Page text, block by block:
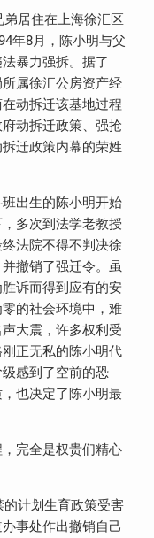
居住在上海徐汇区
年8月，陈小明与父
暴力强拆。据了
属徐汇公房资产经
动拆迁该基地过程
动拆迁政策、强抢
迁政策内幕的荣姓
出生的陈小明开始
多次到法学老教授
法院不得不判决徐
撤销了强迁令。虽
诉而得到应有的安
的社会环境中，难
大震，许多权利受
正无私的陈小明代
感到了空前的恐
也决定了陈小明最
完全是权贵们精心
计划生育政策受害
事处作出撤销自己